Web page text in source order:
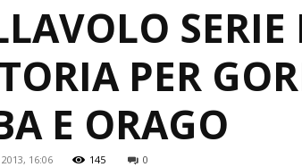
PER
E ORAGO
16:06 145 0